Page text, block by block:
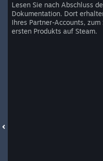
Lesen Sie nach Abschluss
Dokumentation. Dort
Ihres Partner-Accounts,
ersten Produkts auf Steam.